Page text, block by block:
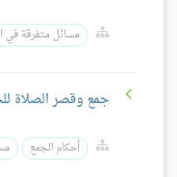
مسائل متفرقة في
جمع وقصر الصلاة
أحكام الجمع